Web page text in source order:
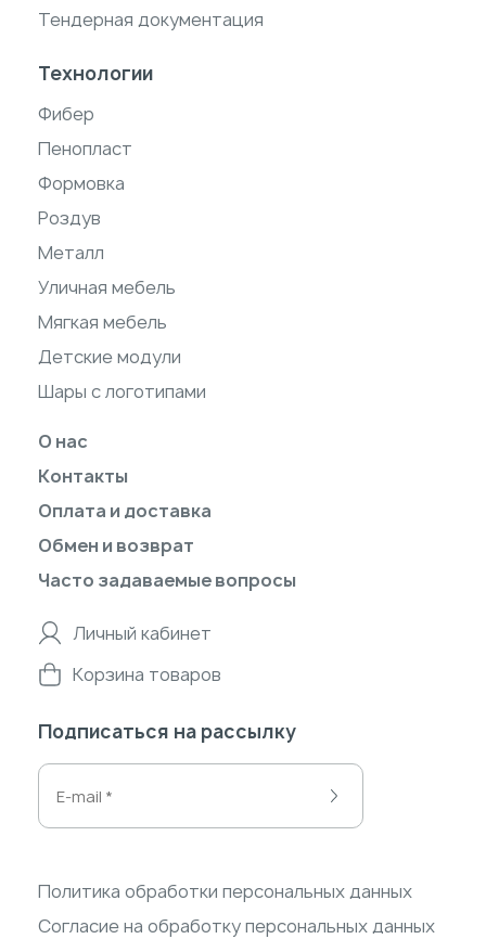
Тендерная документация
Технологии
Фибер
Пенопласт
Формовка
Роздув
Металл
Уличная мебель
Мягкая мебель
Детские модули
Шары с логотипами
О нас
Контакты
Оплата и доставка
Обмен и возврат
Часто задаваемые вопросы
Личный кабинет
Корзина товаров
Подписаться на рассылку
Политика обработки персональных данных
Согласие на обработку персональных данных